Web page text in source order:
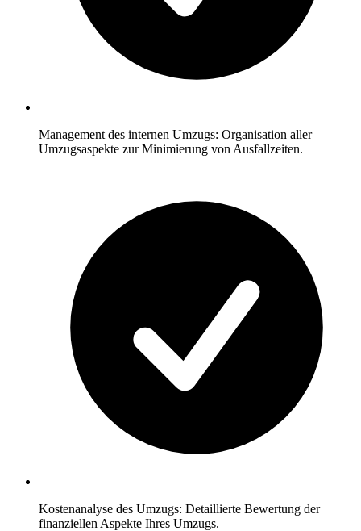
Management des internen Umzugs: Organisation aller
Umzugsaspekte zur Minimierung von Ausfallzeiten.
Kostenanalyse des Umzugs: Detaillierte Bewertung der
finanziellen Aspekte Ihres Umzugs.